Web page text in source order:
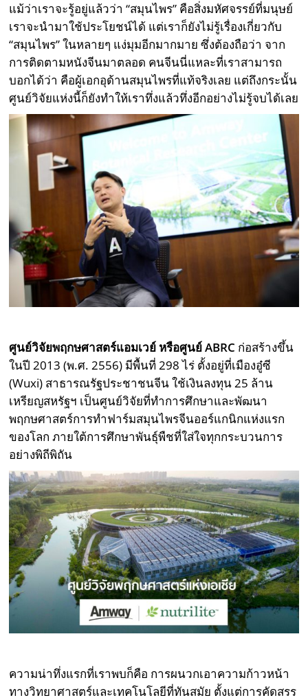
แม้ว่าเราจะรู้อยู่แล้วว่า “สมุนไพร” คือสิ่งมหัศจรรย์ที่มนุษย์
เราจะนำมาใช้ประโยชน์ได้ แต่เราก็ยังไม่รู้เรื่องเกี่ยวกับ
“สมุนไพร” ในหลายๆ แง่มุมอีกมากมาย ซึ่งต้องถือว่า จาก
การติดตามหนังจีนมาตลอด คนจีนนี่แหละที่เราสามารถ
บอกได้ว่า คือผู้เอกอุด้านสมุนไพรที่แท้จริงเลย แต่ถึงกระนั้น
ศูนย์วิจัยแห่งนี้ก็ยังทำให้เราทึ่งแล้วทึ่งอีกอย่างไม่รู้จบได้เลย
ศูนย์วิจัยพฤกษศาสตร์แอมเวย์ หรือศูนย์ABRC ก่อสร้างขึ้น
ในปี 2013 (พ.ศ. 2556) มีพื้นที่ 298 ไร่ ตั้งอยู่ที่เมืองอู๋ซี
(Wuxi) สาธารณรัฐประชาชนจีน ใช้เงินลงทุน 25 ล้าน
เหรียญสหรัฐฯ เป็นศูนย์วิจัยที่ทำการศึกษาและพัฒนา
พฤกษศาสตร์การทำฟาร์มสมุนไพรจีนออร์แกนิกแห่งแรก
ของโลก ภายใต้การศึกษาพันธุ์พืชที่ใส่ใจทุกกระบวนการ
อย่างพิถีพิถัน
ความน่าทึ่งแรกที่เราพบก็คือ การผนวกเอาความก้าวหน้า
ทางวิทยาศาสตร์และเทคโนโลยีที่ทันสมัย ตั้งแต่การคัดสรร